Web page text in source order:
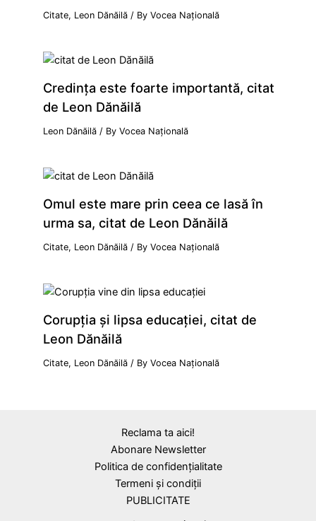
Citate, Leon Dănăilă / ByVocea Națională
Credinţa este foarte importantă, citat
de Leon Dănăilă
Leon Dănăilă / ByVocea Națională
Omul este mare prin ceea ce lasă în
urma sa, citat de Leon Dănăilă
Citate, Leon Dănăilă / ByVocea Națională
Corupția și lipsa educației, citat de
Leon Dănăilă
Citate, Leon Dănăilă / ByVocea Națională
Reclama ta aici!
Abonare Newsletter
Politica de confidențialitate
Termeni și condiții
PUBLICITATE